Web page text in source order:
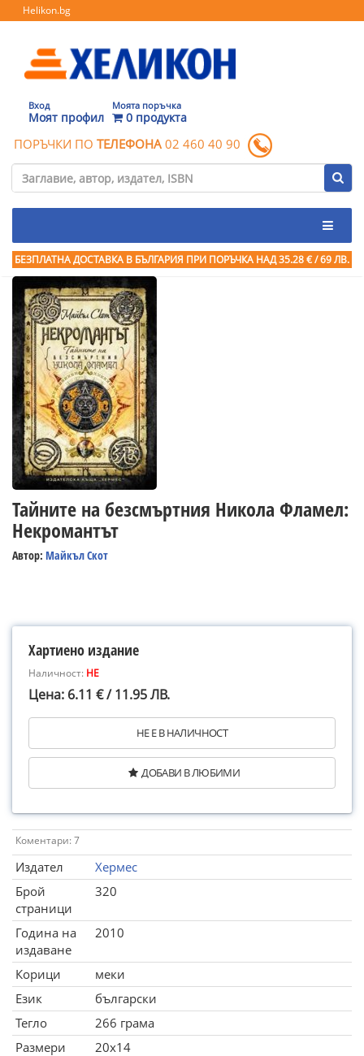
Helikon.bg
Вход
Моят профил
Моята поръчка
0 продукта
ПОРЪЧКИ ПО ТЕЛЕФОНА 02 460 40 90
БЕЗПЛАТНА ДОСТАВКА В БЪЛГАРИЯ ПРИ ПОРЪЧКА НАД 35.28 € / 69 ЛВ.
Тайните на безсмъртния Никола Фламел:
Некромантът
Автор: Майкъл Скот
Хартиено издание
Наличност: НЕ
Цена: 6.11 € / 11.95 ЛВ.
НЕ Е В НАЛИЧНОСТ
ДОБАВИ В ЛЮБИМИ
Коментари: 7
Издател
Хермес
Брой
страници
320
Година на
издаване
2010
Корици
меки
Език
български
Тегло
266 грама
Размери
20x14